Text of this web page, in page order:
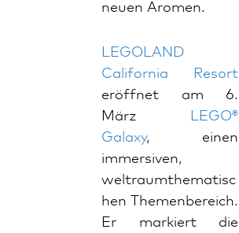
neuen Aromen.
LEGOLAND
California Resort
eröffnet am 6.
März
LEGO®
Galaxy, einen
immersiven,
weltraumthematisc
hen Themenbereich.
Er markiert die